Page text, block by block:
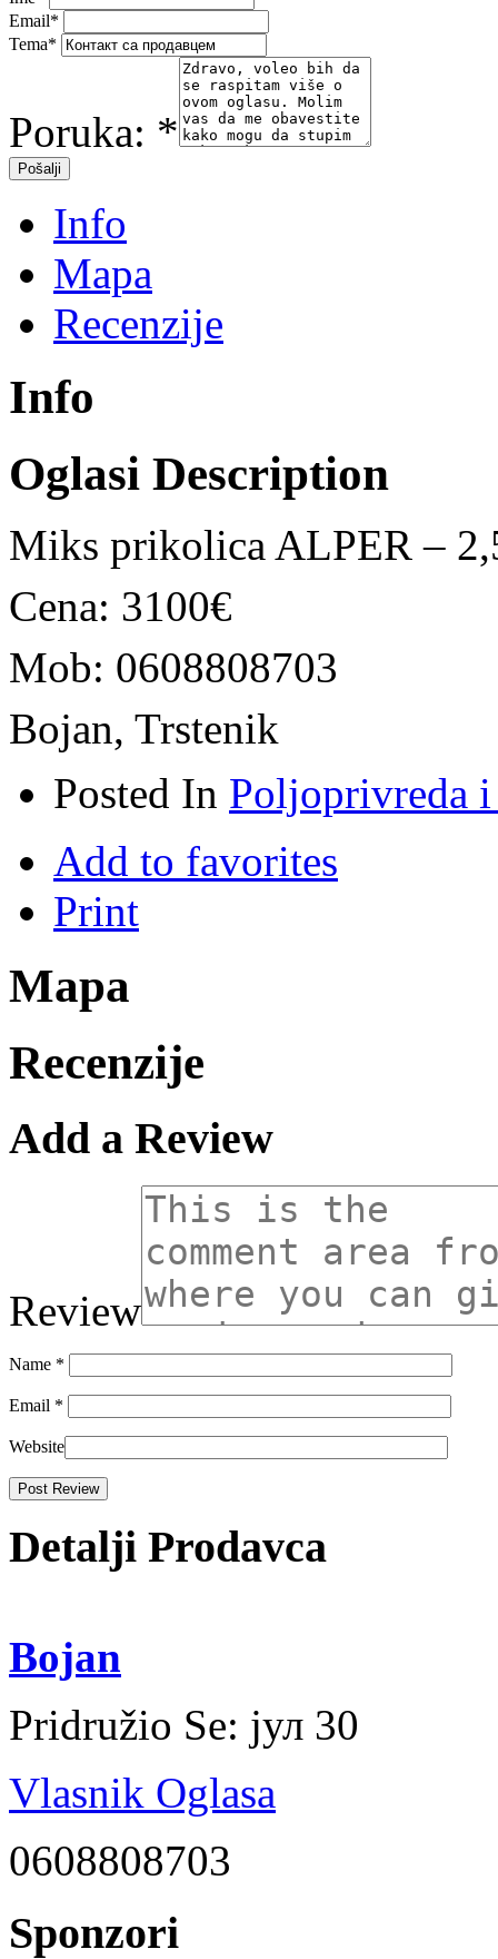
Email*
Tema*
Poruka: *
Info
Mapa
Recenzije
Info
Oglasi Description
Miks prikolica ALPER –
Cena: 3100€
Mob: 0608808703
Bojan, Trstenik
Posted In Poljoprivreda
Add to favorites
Print
Mapa
Recenzije
Add a Review
Review
Name *
Email *
Website
Detalji Prodavca
Bojan
Pridružio Se: јул 30
Vlasnik Oglasa
0608808703
Sponzori